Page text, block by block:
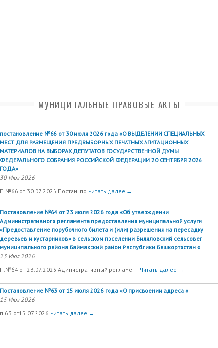
МУНИЦИПАЛЬНЫЕ ПРАВОВЫЕ АКТЫ
постановление №66 от 30 июля 2026 года «О ВЫДЕЛЕНИИ СПЕЦИАЛЬНЫХ
МЕСТ ДЛЯ РАЗМЕЩЕНИЯ ПРЕДВЫБОРНЫХ ПЕЧАТНЫХ АГИТАЦИОННЫХ
МАТЕРИАЛОВ НА ВЫБОРАХ ДЕПУТАТОВ ГОСУДАРСТВЕННОЙ ДУМЫ
ФЕДЕРАЛЬНОГО СОБРАНИЯ РОССИЙСКОЙ ФЕДЕРАЦИИ 20 СЕНТЯБРЯ 2026
ГОДА»
30 Июл 2026
П.№66 от 30.07.2026 Постан. по Читать далее →
Постановление №64 от 23 июля 2026 года «Об утверждении
Административного регламента предоставления муниципальной услуги
«Предоставление порубочного билета и (или) разрешения на пересадку
деревьев и кустарников» в сельском поселении Биляловский сельсовет
муниципального района Баймакский район Республики Башкортостан «
23 Июл 2026
П.№64 от 23.07.2026 Адинистративный регламент Читать далее →
Постановление №63 от 15 июля 2026 года «О присвоении адреса «
15 Июл 2026
п.63 от15.07.2026 Читать далее →